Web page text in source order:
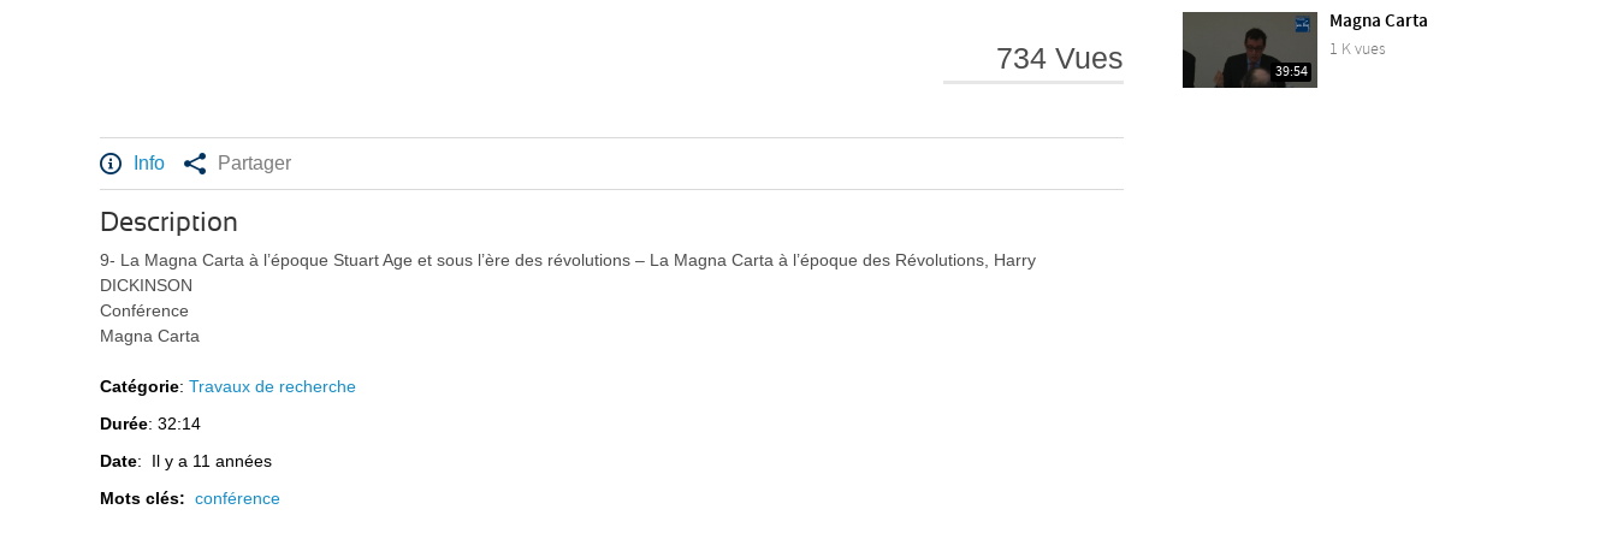
l
l
734 Vues
Info Partager
Description
9- La Magna Carta à l’époque Stuart Age et sous l’ère des révolutions – La Magna Carta à l’époque des Révolutions, Harry
DICKINSON
Conférence
Magna Carta
Catégorie:Travaux de recherche
Durée: 32:14
Date: Il y a 11 années
Mots clés:conférence
39:54
Magna Carta
1 K vues